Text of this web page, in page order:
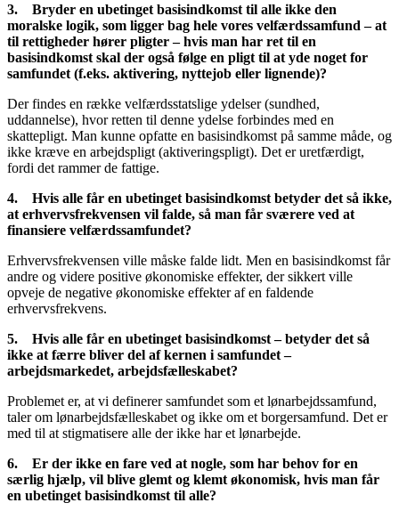
3. Bryder en ubetinget basisindkomst til alle ikke den
moralske logik, som ligger bag hele vores velfærdssamfund – at
til rettigheder hører pligter – hvis man har ret til en
basisindkomst skal der også følge en pligt til at yde noget for
samfundet (f.eks. aktivering, nyttejob eller lignende)?
Der findes en række velfærdsstatslige ydelser (sundhed,
uddannelse), hvor retten til denne ydelse forbindes med en
skattepligt. Man kunne opfatte en basisindkomst på samme måde, og
ikke kræve en arbejdspligt (aktiveringspligt). Det er uretfærdigt,
fordi det rammer de fattige.
4. Hvis alle får en ubetinget basisindkomst betyder det så ikke,
at erhvervsfrekvensen vil falde, så man får sværere ved at
finansiere velfærdssamfundet?
Erhvervsfrekvensen ville måske falde lidt. Men en basisindkomst får
andre og videre positive økonomiske effekter, der sikkert ville
opveje de negative økonomiske effekter af en faldende
erhvervsfrekvens.
5. Hvis alle får en ubetinget basisindkomst – betyder det så
ikke at færre bliver del af kernen i samfundet –
arbejdsmarkedet, arbejdsfælleskabet?
Problemet er, at vi definerer samfundet som et lønarbejdssamfund,
taler om lønarbejdsfælleskabet og ikke om et borgersamfund. Det er
med til at stigmatisere alle der ikke har et lønarbejde.
6. Er der ikke en fare ved at nogle, som har behov for en
særlig hjælp, vil blive glemt og klemt økonomisk, hvis man får
en ubetinget basisindkomst til alle?